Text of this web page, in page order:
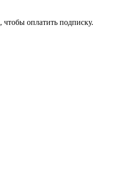
, чтобы оплатить подписку.